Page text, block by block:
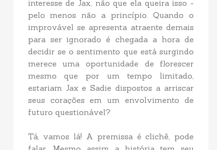
interesse de Jax, não que ela queira isso -
pelo menos não a princípio. Quando o
improvável se apresenta atraente demais
para ser ignorado é chegada a hora de
decidir se o sentimento que está surgindo
merece uma oportunidade de florescer
mesmo que por um tempo limitado,
estariam Jax e Sadie dispostos a arriscar
seus corações em um envolvimento de
futuro questionável?
Tá, vamos lá! A premissa é clichê, pode